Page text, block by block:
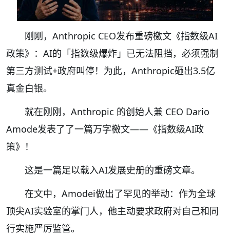
刚刚，Anthropic CEO发布重磅檄文《指数级AI
政策》：AI的「指数级爆炸」已无法阻挡，必须强制
第三方测试+政府叫停！为此，Anthropic砸出3.5亿
真金白银。
就在刚刚，Anthropic 的创始人兼 CEO Dario
Amode发表了了一篇万字檄文——《指数级AI政
策》！
这是一篇足以载入AI发展史册的重磅文章。
在文中，Amodei做出了罕见的举动：作为全球
顶尖AI实验室的掌门人，他主动要求政府对自己和同
行实施严厉监管。